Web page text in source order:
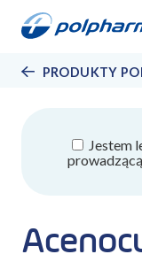
PRODUKTY
Jestem